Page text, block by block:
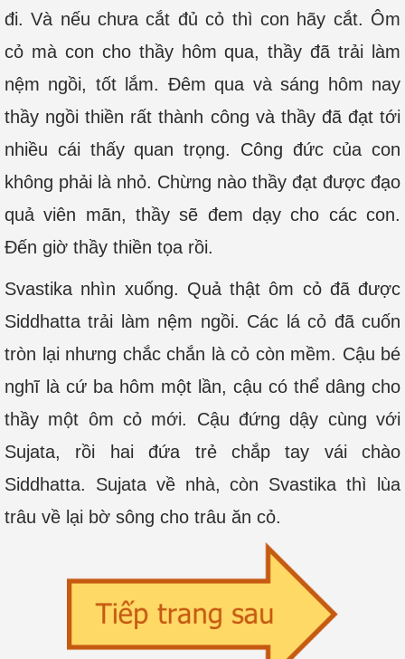
đi. Và nếu chưa cắt đủ cỏ thì con hãy cắt. Ôm
cỏ mà con cho thầy hôm qua, thầy đã trải làm
nệm ngồi, tốt lắm. Đêm qua và sáng hôm nay
thầy ngồi thiền rất thành công và thầy đã đạt tới
nhiều cái thấy quan trọng. Công đức của con
không phải là nhỏ. Chừng nào thầy đạt được đạo
quả viên mãn, thầy sẽ đem dạy cho các con.
Đến giờ thầy thiền tọa rồi.
Svastika nhìn xuống. Quả thật ôm cỏ đã được
Siddhatta trải làm nệm ngồi. Các lá cỏ đã cuốn
tròn lại nhưng chắc chắn là cỏ còn mềm. Cậu bé
nghĩ là cứ ba hôm một lần, cậu có thể dâng cho
thầy một ôm cỏ mới. Cậu đứng dậy cùng với
Sujata, rồi hai đứa trẻ chắp tay vái chào
Siddhatta. Sujata về nhà, còn Svastika thì lùa
trâu về lại bờ sông cho trâu ăn cỏ.